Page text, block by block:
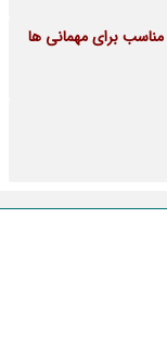
برای مهمانی ها